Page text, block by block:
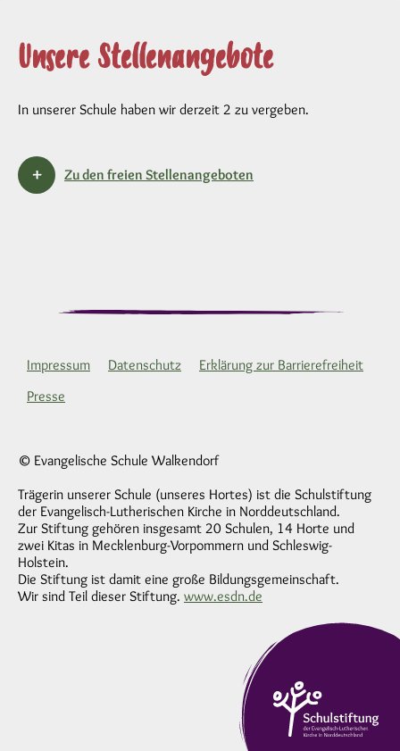
Unsere Stellenangebote
In unserer Schule haben wir derzeit 2 zu vergeben.
Zu den freien Stellenangeboten
© Evangelische Schule Walkendorf
Trägerin unserer Schule (unseres Hortes) ist die Schulstiftung
der Evangelisch-Lutherischen Kirche in Norddeutschland.
Zur Stiftung gehören insgesamt 20 Schulen, 14 Horte und
zwei Kitas in Mecklenburg-Vorpommern und Schleswig-
Holstein.
Die Stiftung ist damit eine große Bildungsgemeinschaft.
Wir sind Teil dieser Stiftung. www.esdn.de
Impressum Datenschutz
Erklärung zur Barrierefreiheit
Presse